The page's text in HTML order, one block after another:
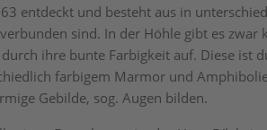
entdeckt und besteht aus in
sind. In der Höhle gibt es
ihre bunte Farbigkeit auf. Diese ist
farbigem Marmor und
Gebilde, sog. Augen bilden.